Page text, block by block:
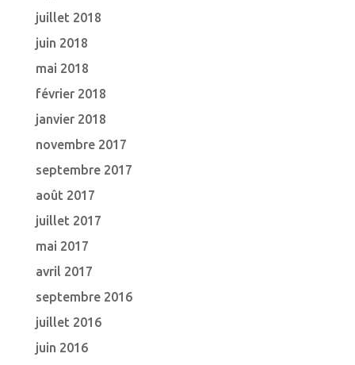
juillet 2018
juin 2018
mai 2018
février 2018
janvier 2018
novembre 2017
septembre 2017
août 2017
juillet 2017
mai 2017
avril 2017
septembre 2016
juillet 2016
juin 2016